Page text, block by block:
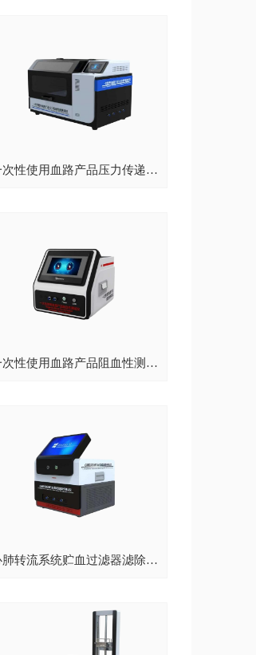
一次性使用血路产品压力传递性能测试仪
一次性使用血路产品阻血性测试仪
心肺转流系统贮血过滤器滤除率测试仪